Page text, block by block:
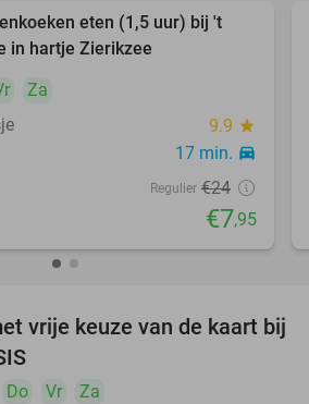
eten (1,5 uur) bij 't
in hartje Zierikzee
Za
9.9 star
17 min. directions_car
Regulier €24
€7,95
43%
vrije keuze van de kaart bij
Do Vr
Za